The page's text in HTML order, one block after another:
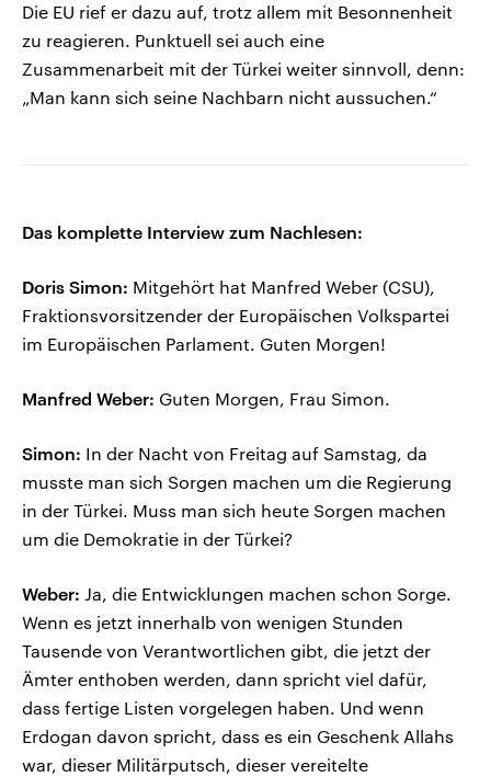
Die EU rief er dazu auf, trotz allem mit Besonnenheit
zu reagieren. Punktuell sei auch eine
Zusammenarbeit mit der Türkei weiter sinnvoll, denn:
„Man kann sich seine Nachbarn nicht aussuchen.“
Das komplette Interview zum Nachlesen:
Doris Simon: Mitgehört hat Manfred Weber (CSU),
Fraktionsvorsitzender der Europäischen Volkspartei
im Europäischen Parlament. Guten Morgen!
Manfred Weber: Guten Morgen, Frau Simon.
Simon: In der Nacht von Freitag auf Samstag, da
musste man sich Sorgen machen um die Regierung
in der Türkei. Muss man sich heute Sorgen machen
um die Demokratie in der Türkei?
Weber: Ja, die Entwicklungen machen schon Sorge.
Wenn es jetzt innerhalb von wenigen Stunden
Tausende von Verantwortlichen gibt, die jetzt der
Ämter enthoben werden, dann spricht viel dafür,
dass fertige Listen vorgelegen haben. Und wenn
Erdogan davon spricht, dass es ein Geschenk Allahs
war, dieser Militärputsch, dieser vereitelte